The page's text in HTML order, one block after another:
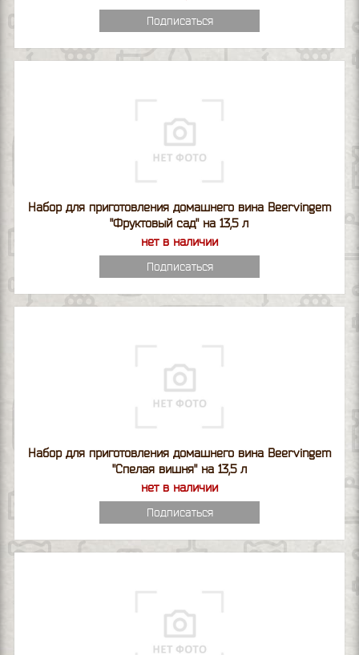
Подписаться
Набор для приготовления домашнего вина Beervingem
"Фруктовый сад" на 13,5 л
нет в наличии
Подписаться
Набор для приготовления домашнего вина Beervingem
"Спелая вишня" на 13,5 л
нет в наличии
Подписаться